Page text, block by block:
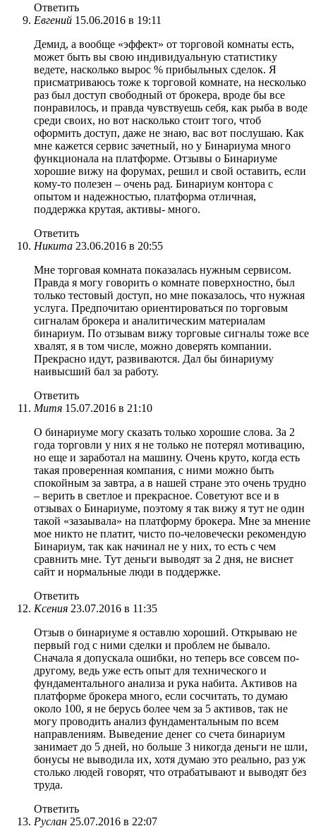
Ответить
Евгений 15.06.2016 в 19:11
Демид, а вообще «эффект» от торговой комнаты есть,
может быть вы свою индивидуальную статистику
ведете, насколько вырос % прибыльных сделок. Я
присматриваюсь тоже к торговой комнате, на несколько
раз был доступ свободный от брокера, вроде бы все
понравилось, и правда чувствуешь себя, как рыба в воде
среди своих, но вот насколько стоит того, чтоб
оформить доступ, даже не знаю, вас вот послушаю. Как
мне кажется сервис зачетный, но у Бинариума много
функционала на платформе. Отзывы о Бинариуме
хорошие вижу на форумах, решил и свой оставить, если
кому-то полезен – очень рад. Бинариум контора с
опытом и надежностью, платформа отличная,
поддержка крутая, активы- много.
Ответить
Никита 23.06.2016 в 20:55
Мне торговая комната показалась нужным сервисом.
Правда я могу говорить о комнате поверхностно, был
только тестовый доступ, но мне показалось, что нужная
услуга. Предпочитаю ориентироваться по торговым
сигналам брокера и аналитическим материалам
бинариум. По отзывам вижу торговые сигналы тоже все
хвалят, я в том числе, можно доверять компании.
Прекрасно идут, развиваются. Дал бы бинариуму
наивысший бал за работу.
Ответить
Митя 15.07.2016 в 21:10
О бинариуме могу сказать только хорошие слова. За 2
года торговли у них я не только не потерял мотивацию,
но еще и заработал на машину. Очень круто, когда есть
такая проверенная компания, с ними можно быть
спокойным за завтра, а в нашей стране это очень трудно
– верить в светлое и прекрасное. Советуют все и в
отзывах о Бинариуме, поэтому я так вижу я тут не один
такой «зазаывала» на платформу брокера. Мне за мнение
мое никто не платит, чисто по-человечески рекомендую
Бинариум, так как начинал не у них, то есть с чем
сравнить мне. Тут деньги выводят за 2 дня, не виснет
сайт и нормальные люди в поддержке.
Ответить
Ксения 23.07.2016 в 11:35
Отзыв о бинариуме я оставлю хороший. Открываю не
первый год с ними сделки и проблем не бывало.
Сначала я допускала ошибки, но теперь все совсем по-
другому, ведь уже есть опыт для технического и
фундаментального анализа и рука набита. Активов на
платформе брокера много, если сосчитать, то думаю
около 100, я не берусь более чем за 5 активов, так не
могу проводить анализ фундаментальным по всем
направлениям. Выведение денег со счета бинариум
занимает до 5 дней, но больше 3 никогда деньги не шли,
бонусы не выводила их, хотя думаю это реально, раз уж
столько людей говорят, что отрабатывают и выводят без
труда.
Ответить
Руслан 25.07.2016 в 22:07